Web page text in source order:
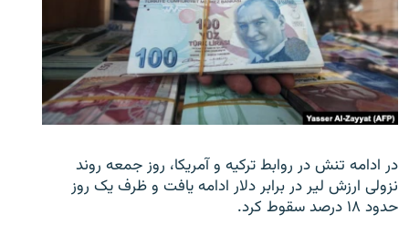
در ادامه تنش در روابط ترکیه و آمریکا، روز جمعه روند
نزولی ارزش لیر در برابر دلار ادامه یافت و ظرف یک روز
حدود ۱۸ درصد سقوط کرد.